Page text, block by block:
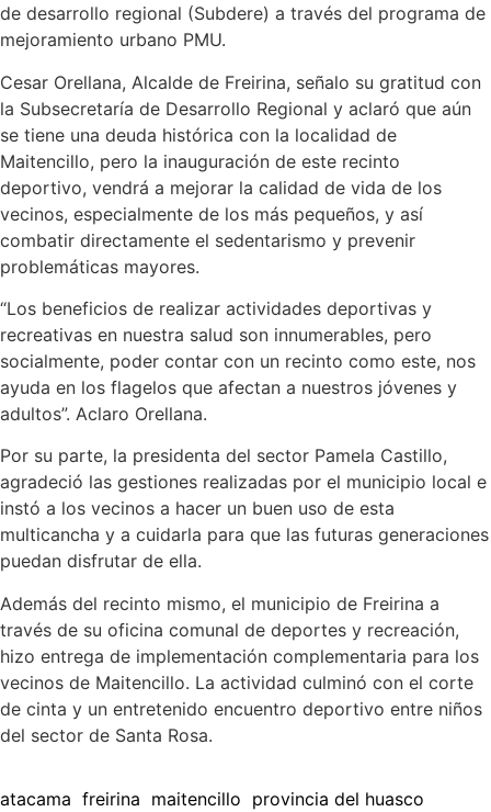
de desarrollo regional (Subdere) a través del programa de
mejoramiento urbano PMU.
Cesar Orellana, Alcalde de Freirina, señalo su gratitud con
la Subsecretaría de Desarrollo Regional y aclaró que aún
se tiene una deuda histórica con la localidad de
Maitencillo, pero la inauguración de este recinto
deportivo, vendrá a mejorar la calidad de vida de los
vecinos, especialmente de los más pequeños, y así
combatir directamente el sedentarismo y prevenir
problemáticas mayores.
“Los beneficios de realizar actividades deportivas y
recreativas en nuestra salud son innumerables, pero
socialmente, poder contar con un recinto como este, nos
ayuda en los flagelos que afectan a nuestros jóvenes y
adultos”. Aclaro Orellana.
Por su parte, la presidenta del sector Pamela Castillo,
agradeció las gestiones realizadas por el municipio local e
instó a los vecinos a hacer un buen uso de esta
multicancha y a cuidarla para que las futuras generaciones
puedan disfrutar de ella.
Además del recinto mismo, el municipio de Freirina a
través de su oficina comunal de deportes y recreación,
hizo entrega de implementación complementaria para los
vecinos de Maitencillo. La actividad culminó con el corte
de cinta y un entretenido encuentro deportivo entre niños
del sector de Santa Rosa.
atacama freirina maitencillo provincia del huasco